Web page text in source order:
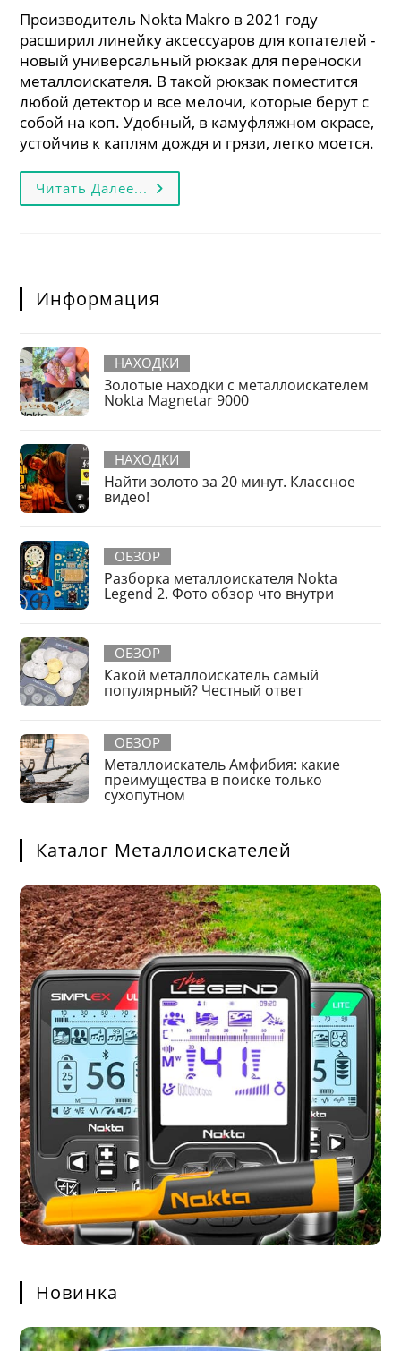
Производитель Nokta Makro в 2021 году
расширил линейку аксессуаров для копателей -
новый универсальный рюкзак для переноски
металлоискателя. В такой рюкзак поместится
любой детектор и все мелочи, которые берут с
собой на коп. Удобный, в камуфляжном окрасе,
устойчив к каплям дождя и грязи, легко моется.
Читать Далее... Универсальный
Рюкзак
Nokta
Информация
НАХОДКИ
Золотые находки с металлоискателем
Nokta Magnetar 9000
НАХОДКИ
Найти золото за 20 минут. Классное
видео!
ОБЗОР
Разборка металлоискателя Nokta
Legend 2. Фото обзор что внутри
ОБЗОР
Какой металлоискатель самый
популярный? Честный ответ
ОБЗОР
Металлоискатель Амфибия: какие
преимущества в поиске только
сухопутном
Каталог Металлоискателей
Новинка